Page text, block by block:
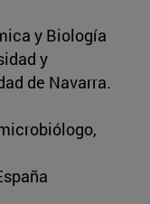
y Biología
y
de Navarra.